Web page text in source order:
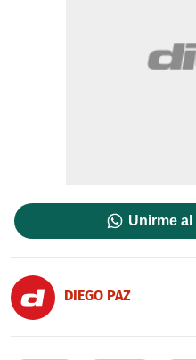
Unirme
DIEGO PAZ